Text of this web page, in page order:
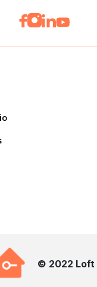
© 2022 Loft